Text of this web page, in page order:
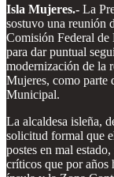
Isla Mujeres.- La
sostuvo una reunión
Comisión Federal
para dar puntual
modernización de la
Mujeres, como parte
Municipal.
La alcaldesa isleña,
solicitud formal que
postes en mal
críticos que por años